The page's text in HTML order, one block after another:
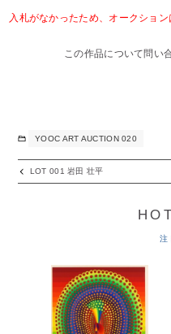
入札がなかったため、オークション
この作品について問い
YOOC ART AUCTION 020
LOT 001 岩田 壮平